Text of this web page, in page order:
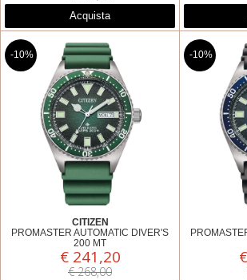
Acquista
-10%
CITIZEN
PROMASTER AUTOMATIC DIVER'S
200 MT
NY0121-09X
€ 241,20
€ 268,00
-10%